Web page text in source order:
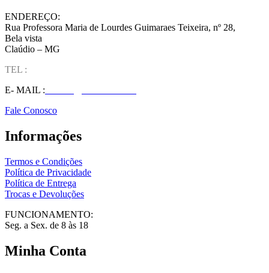
ENDEREÇO:
Rua Professora Maria de Lourdes Guimaraes Teixeira, nº 28,
Bela vista
Claúdio – MG
TEL :
E- MAIL :
Fale Conosco
Informações
Termos e Condições
Política de Privacidade
Política de Entrega
Trocas e Devoluções
FUNCIONAMENTO:
Seg. a Sex. de 8 às 18
Minha Conta